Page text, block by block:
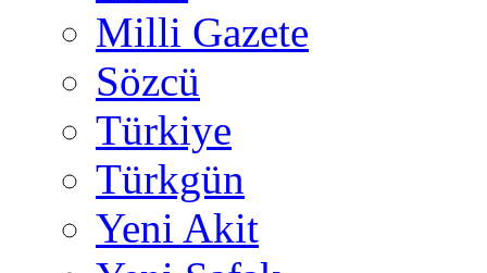
Milli Gazete
Sözcü
Türkiye
Türkgün
Yeni Akit